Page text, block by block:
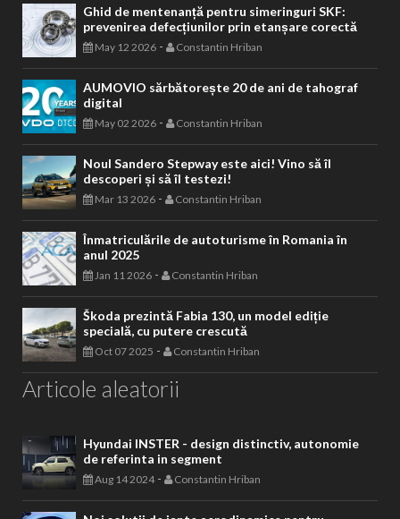
Ghid de mentenanță pentru simeringuri SKF:
prevenirea defecțiunilor prin etanșare corectă
May 12 2026 - Constantin Hriban
AUMOVIO sărbătorește 20 de ani de tahograf
digital
May 02 2026 - Constantin Hriban
Noul Sandero Stepway este aici! Vino să îl
descoperi și să îl testezi!
Mar 13 2026 - Constantin Hriban
Înmatriculările de autoturisme în Romania în
anul 2025
Jan 11 2026 - Constantin Hriban
Škoda prezintă Fabia 130, un model ediție
specială, cu putere crescută
Oct 07 2025 - Constantin Hriban
Articole aleatorii
Hyundai INSTER - design distinctiv, autonomie
de referinta in segment
Aug 14 2024- Constantin Hriban